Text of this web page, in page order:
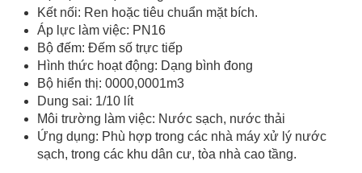
Kết nối: Ren hoặc tiêu chuẩn mặt bích.
Áp lực làm việc: PN16
Bộ đếm: Đếm số trực tiếp
Hình thức hoạt động: Dạng bình đong
Bộ hiển thị: 0000,0001m3
Dung sai: 1/10 lít
Môi trường làm việc: Nước sạch, nước thải
Ứng dụng: Phù hợp trong các nhà máy xử lý nước
sạch, trong các khu dân cư, tòa nhà cao tầng.